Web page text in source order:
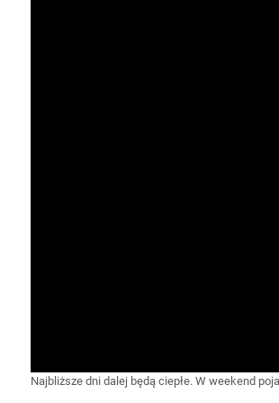
Najbliższe dni dalej będą ciepłe. W weekend